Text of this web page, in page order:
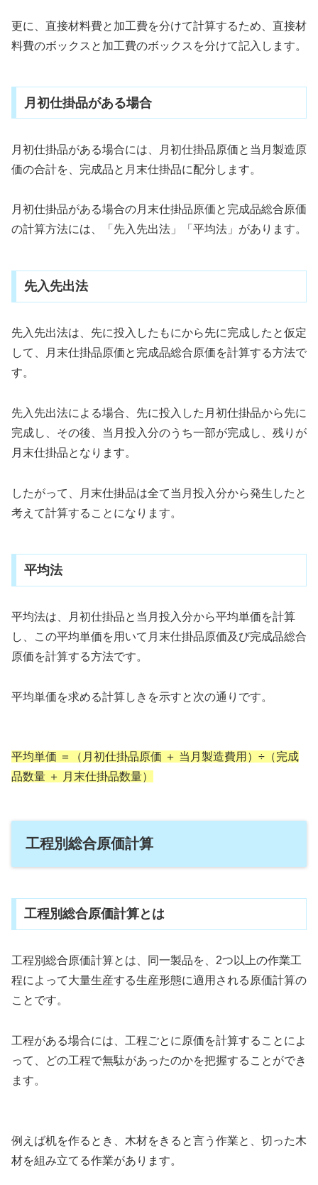
更に、直接材料費と加工費を分けて計算するため、直接材
料費のボックスと加工費のボックスを分けて記入します。
月初仕掛品がある場合
月初仕掛品がある場合には、月初仕掛品原価と当月製造原
価の合計を、完成品と月末仕掛品に配分します。
月初仕掛品がある場合の月末仕掛品原価と完成品総合原価
の計算方法には、「先入先出法」「平均法」があります。
先入先出法
先入先出法は、先に投入したもにから先に完成したと仮定
して、月末仕掛品原価と完成品総合原価を計算する方法で
す。
先入先出法による場合、先に投入した月初仕掛品から先に
完成し、その後、当月投入分のうち一部が完成し、残りが
月末仕掛品となります。
したがって、月末仕掛品は全て当月投入分から発生したと
考えて計算することになります。
平均法
平均法は、月初仕掛品と当月投入分から平均単価を計算
し、この平均単価を用いて月末仕掛品原価及び完成品総合
原価を計算する方法です。
平均単価を求める計算しきを示すと次の通りです。
平均単価 ＝（月初仕掛品原価 ＋ 当月製造費用）÷（完成
品数量 ＋ 月末仕掛品数量）
工程別総合原価計算
工程別総合原価計算とは
工程別総合原価計算とは、同一製品を、2つ以上の作業工
程によって大量生産する生産形態に適用される原価計算の
ことです。
工程がある場合には、工程ごとに原価を計算することによ
って、どの工程で無駄があったのかを把握することができ
ます。
例えば机を作るとき、木材をきると言う作業と、切った木
材を組み立てる作業があります。